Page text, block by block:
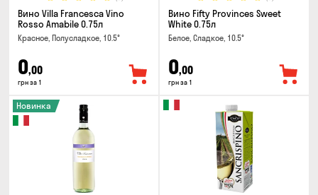
Вино Villa Francesca Vino
Rosso Amabile 0.75л
Красное, Полусладкое, 10.5°
0,00
грн за 1
Вино Fifty Provinces Sweet
White 0.75л
Белое, Сладкое, 10.5°
0,00
грн за 1
Новинка